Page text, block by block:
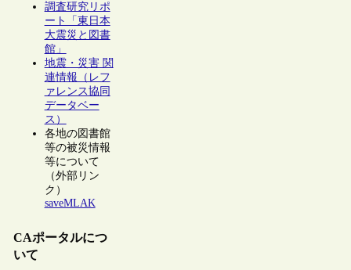
調査研究リポ
ート「東日本
大震災と図書
館」
地震・災害 関
連情報（レフ
ァレンス協同
データベー
ス）
各地の図書館
等の被災情報
等について
（外部リン
ク）
saveMLAK
CAポータルにつ
いて